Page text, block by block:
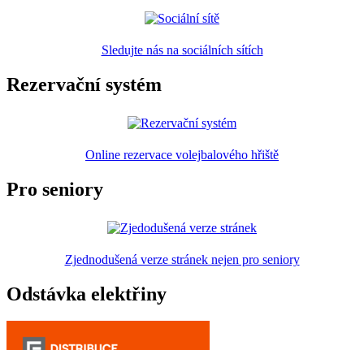
Sledujte nás na sociálních sítích
Rezervační systém
Online rezervace volejbalového hřiště
Pro seniory
Zjednodušená verze stránek nejen pro seniory
Odstávka elektřiny